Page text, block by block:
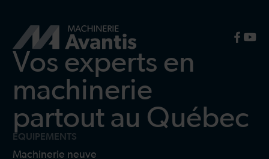
Vos experts en
machinerie
partout au Québec
ÉQUIPEMENTS
Machinerie neuve